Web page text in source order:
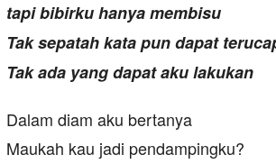
tapi bibirku hanya membisu
Tak sepatah kata pun dapat
Tak ada yang dapat aku lakukan
Dalam diam aku bertanya
Maukah kau jadi pendampingku?